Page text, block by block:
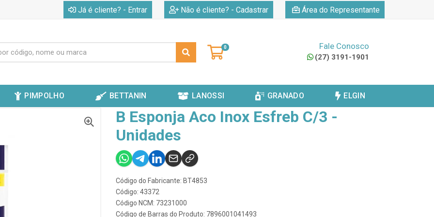
Já é cliente? - Entrar Não é cliente? - Cadastrar Área do Representante
0 Fale Conosco
(27) 3191-1901
PIMPOLHO BETTANIN LANOSSI GRANADO ELGIN
VOLTAR
ESFREB C/3 - UNIDADES
B Esponja Aco Inox Esfreb C/3 -
Unidades
Código do Fabricante: BT4853
Código: 43372
Código NCM: 73231000
Código de Barras do Produto: 7896001041493